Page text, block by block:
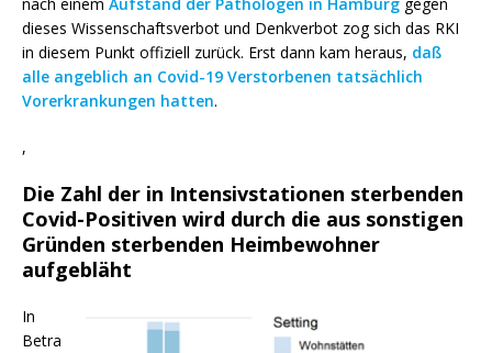
dieses Wissenschaftsverbot und Denkverbot zog sich das RKI
in diesem Punkt offiziell zurück. Erst dann kam heraus, daß
alle angeblich an Covid-19 Verstorbenen tatsächlich
Vorerkrankungen hatten.
,
Die Zahl der in Intensivstationen sterbenden
Covid-Positiven wird durch die aus sonstigen
Gründen sterbenden Heimbewohner
aufgebläht
In
Betra